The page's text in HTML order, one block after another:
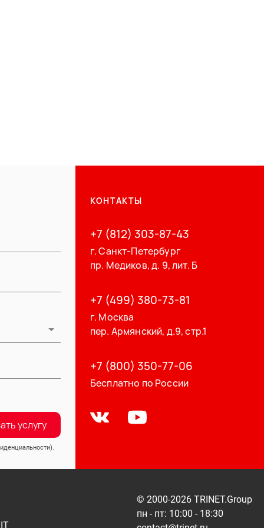
услугу
КОНТАКТЫ
+7 (812) 303-87-43
г. Санкт-Петербург
пр. Медиков, д. 9, лит. Б
+7 (499) 380-73-81
г. Москва
пер. Армянский, д.9, стр.1
+7 (800) 350-77-06
Бесплатно по России
© 2000-2026 TRINET.Group
пн - пт: 10:00 - 18:30